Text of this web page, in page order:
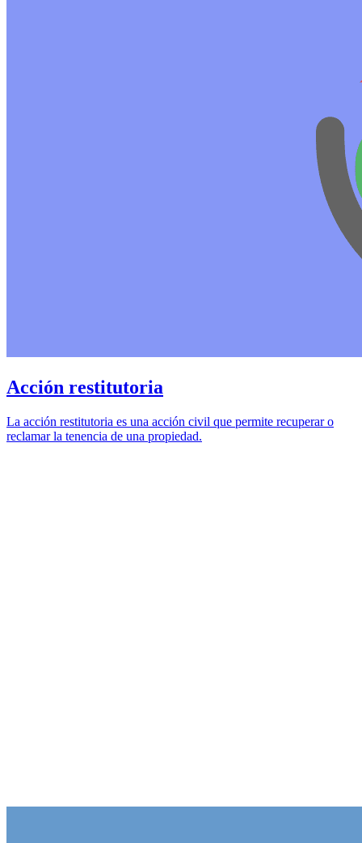
Acción restitutoria
La acción restitutoria es una acción civil que permite recuperar o
reclamar la tenencia de una propiedad.